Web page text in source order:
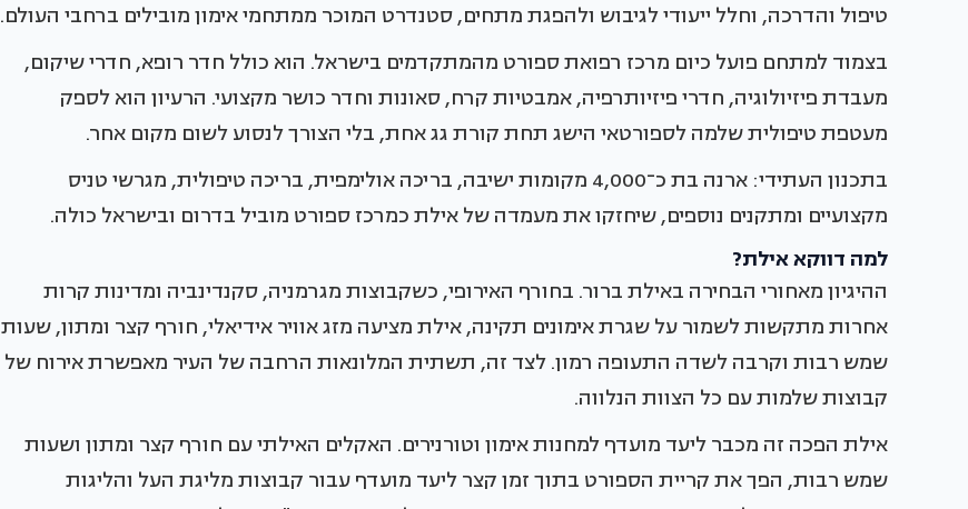
טיפול והדרכה, וחלל ייעודי לגיבוש ולהפגת מתחים, סטנדרט המוכר ממתחמי אימון מובילים ברחבי העולם.
בצמוד למתחם פועל כיום מרכז רפואת ספורט מהמתקדמים בישראל. הוא כולל חדר רופא, חדרי שיקום,
מעבדת פיזיולוגיה, חדרי פיזיותרפיה, אמבטיות קרח, סאונות וחדר כושר מקצועי. הרעיון הוא לספק
מעטפת טיפולית שלמה לספורטאי הישג תחת קורת גג אחת, בלי הצורך לנסוע לשום מקום אחר.
בתכנון העתידי: ארנה בת כ־4,000 מקומות ישיבה, בריכה אולימפית, בריכה טיפולית, מגרשי טניס
מקצועיים ומתקנים נוספים, שיחזקו את מעמדה של אילת כמרכז ספורט מוביל בדרום ובישראל כולה.
למה דווקא אילת?
ההיגיון מאחורי הבחירה באילת ברור. בחורף האירופי, כשקבוצות מגרמניה, סקנדינביה ומדינות קרות
אחרות מתקשות לשמור על שגרת אימונים תקינה, אילת מציעה מזג אוויר אידיאלי, חורף קצר ומתון, שעות
שמש רבות וקרבה לשדה התעופה רמון. לצד זה, תשתית המלונאות הרחבה של העיר מאפשרת אירוח של
קבוצות שלמות עם כל הצוות הנלווה.
אילת הפכה זה מכבר ליעד מועדף למחנות אימון וטורנירים. האקלים האילתי עם חורף קצר ומתון ושעות
שמש רבות, הפך את קריית הספורט בתוך זמן קצר ליעד מועדף עבור קבוצות מליגת העל והליגות